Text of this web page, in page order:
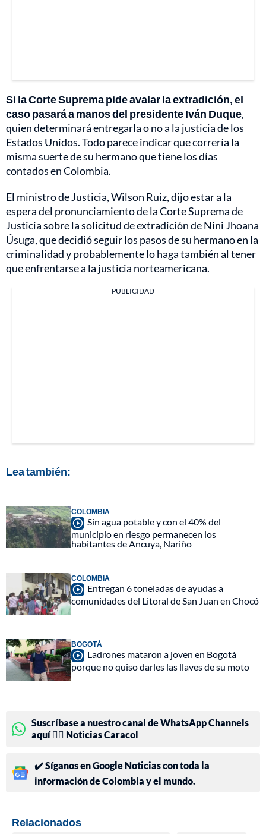
Si la Corte Suprema pide avalar la extradición, el
caso pasará a manos del presidente Iván Duque,
quien determinará entregarla o no a la justicia de los
Estados Unidos. Todo parece indicar que correría la
misma suerte de su hermano que tiene los días
contados en Colombia.
El ministro de Justicia, Wilson Ruiz, dijo estar a la
espera del pronunciamiento de la Corte Suprema de
Justicia sobre la solicitud de extradición de Nini Jhoana
Úsuga, que decidió seguir los pasos de su hermano en la
criminalidad y probablemente lo haga también al tener
que enfrentarse a la justicia norteamericana.
PUBLICIDAD
Lea también:
COLOMBIA
Sin agua potable y con el 40% del
municipio en riesgo permanecen los
habitantes de Ancuya, Nariño
COLOMBIA
Entregan 6 toneladas de ayudas a
comunidades del Litoral de San Juan en Chocó
BOGOTÁ
Ladrones mataron a joven en Bogotá
porque no quiso darles las llaves de su moto
Suscríbase a nuestro canal de WhatsApp Channels
aquí 👉🏻 Noticias Caracol
✔️ Síganos en Google Noticias con toda la
información de Colombia y el mundo.
Relacionados